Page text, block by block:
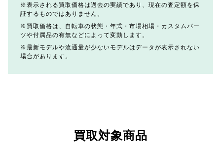
表示される買取価格は過去の実績であり、現在の査定額を保
証するものではありません。
買取価格は、自転車の状態・年式・市場相場・カスタムパー
ツや付属品の有無などによって変動します。
最新モデルや流通量が少ないモデルはデータが表示されない
場合があります。
買取対象商品